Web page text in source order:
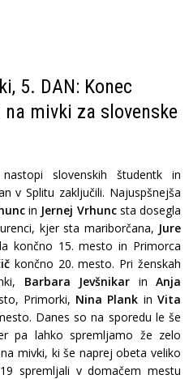
5. DAN: Konec
mivki za slovenske
slovenskih študentk in
v Splitu zaključili. Najuspšnejša
in Jernej Vrhuncsta dosegla
kjer sta mariborčana, Jure
končno 15. mesto in Primorca
končno 20. mesto. Pri ženskah
Barbara Jevšnikar inAnja
Primorki, Nina Plank inVita
Danes so na sporedu le še
pa lahko spremljamo že zelo
mivki, ki še naprej obeta veliko
spremljali v domačem mestu